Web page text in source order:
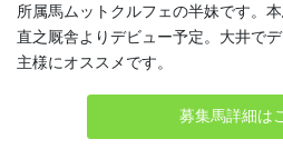
所属馬ムットクルフェの半妹です。
直之厩舎よりデビュー予定。大井で
主様にオススメです。
募集馬詳細は